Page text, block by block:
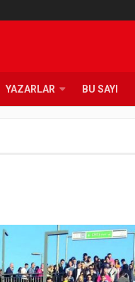
YAZARLAR BU SAYI